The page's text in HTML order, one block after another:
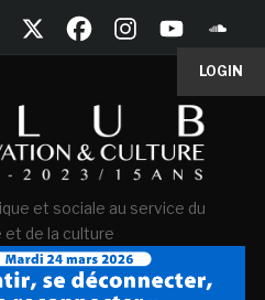
LOGIN
et sociale au service du
et de la culture